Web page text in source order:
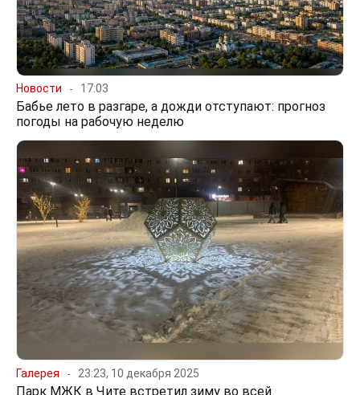
Новости 17:03
Бабье лето в разгаре, а дожди отступают: прогноз
погоды на рабочую неделю
Галерея 23:23, 10 декабря 2025
Парк МЖК в Чите встретил зиму во всей